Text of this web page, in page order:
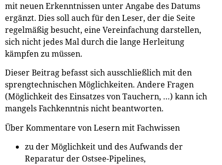
mit neuen Erkenntnissen unter Angabe des Datums
ergänzt. Dies soll auch für den Leser, der die Seite
regelmäßig besucht, eine Vereinfachung darstellen,
sich nicht jedes Mal durch die lange Herleitung
kämpfen zu müssen.
Dieser Beitrag befasst sich ausschließlich mit den
sprengtechnischen Möglichkeiten. Andere Fragen
(Möglichkeit des Einsatzes von Tauchern, …) kann ich
mangels Fachkenntnis nicht beantworten.
Über Kommentare von Lesern mit Fachwissen
zu der Möglichkeit und des Aufwands der
Reparatur der Ostsee-Pipelines,